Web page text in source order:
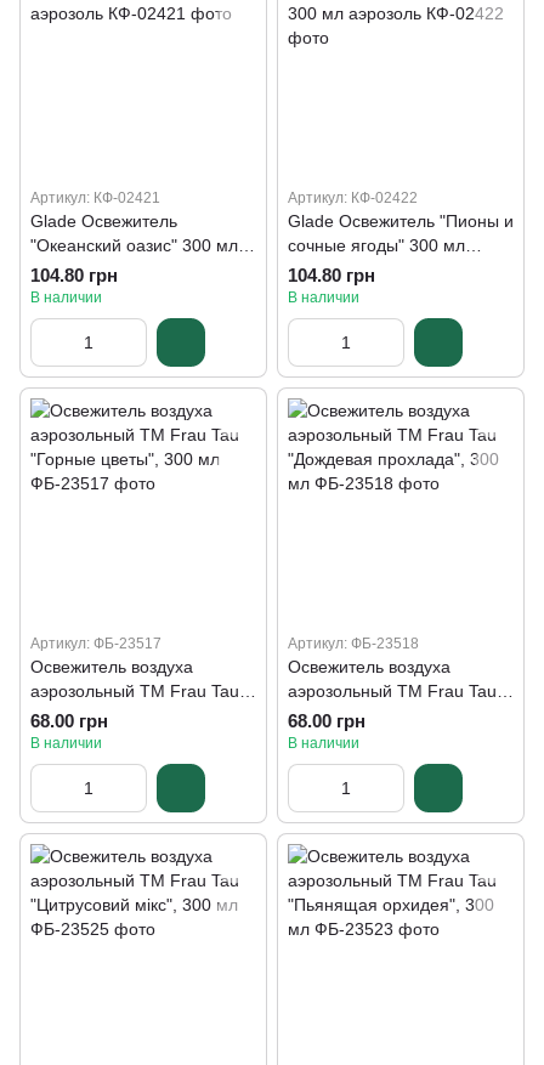
Артикул: КФ-02421
Glade Освежитель
"Океанский оазис" 300 мл
аэрозоль
104.80 грн
В наличии
Артикул: КФ-02422
Glade Освежитель "Пионы и
сочные ягоды" 300 мл
аэрозоль
104.80 грн
В наличии
Артикул: ФБ-23517
Освежитель воздуха
аэрозольный ТМ Frau Tau
"Горные цветы", 300 мл
68.00 грн
В наличии
Артикул: ФБ-23518
Освежитель воздуха
аэрозольный ТМ Frau Tau
"Дождевая прохлада", 300
мл
68.00 грн
В наличии